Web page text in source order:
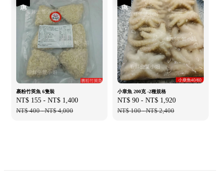
裹粉竹筴魚 6隻裝
Sale
price
NT$ 155 - NT$ 1,400
NT$ 400-NT$ 4,000
小章魚 200克 -2種規格
Sale
price
NT$ 90 - NT$ 1,920
NT$ 100-NT$ 2,400